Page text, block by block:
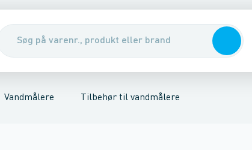
flangerVentiler & pumperVandmålere & målerbrønde
Vandmålere Tilbehør til vandmålere
FlowmålereFjernvarmemålere